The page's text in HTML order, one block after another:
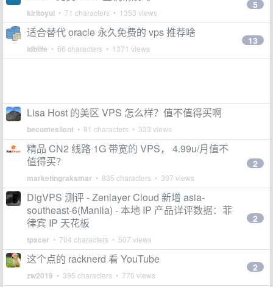
kiritoyui • 71 characters • 1353 views
5
适合替代 oracle 永久免费的 vps 推荐啥
idblife • 66 characters • 1371 views
13
Lisa Host 的美区 VPS 怎么样？值不值得买啊
becomesilent • 81 characters • 333 views
精品 CN2 线路 1G 带宽的 VPS， 4.99u/月值不
值得买？
marketingraksmar • 835 characters • 397 views
2
DigVPS 测评 - Zenlayer Cloud 新增 asia-
southeast-6(Manila) - 本地 IP 产品详评数据：菲
律宾 IP 天花板
tpxcer • 704 characters • 507 views
2
这个点的 racknerd 看 YouTube
zw2019 • 395 characters • 770 views
2